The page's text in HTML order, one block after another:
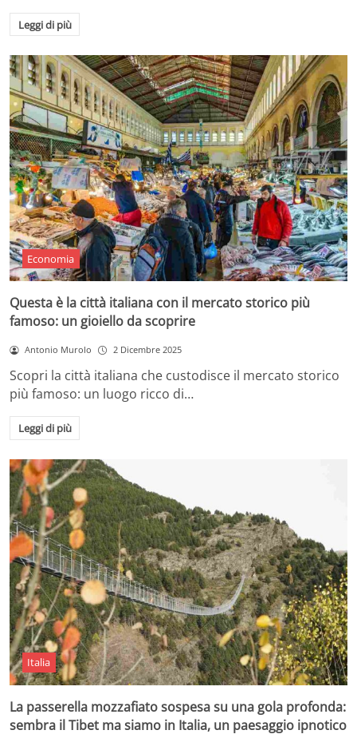
Leggi di più
Economia
Questa è la città italiana con il mercato storico più
famoso: un gioiello da scoprire
Antonio Murolo 2 Dicembre 2025
Scopri la città italiana che custodisce il mercato storico
più famoso: un luogo ricco di…
Leggi di più
Italia
La passerella mozzafiato sospesa su una gola profonda:
sembra il Tibet ma siamo in Italia, un paesaggio ipnotico